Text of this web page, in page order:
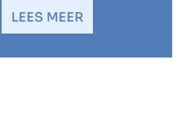
LEES MEER